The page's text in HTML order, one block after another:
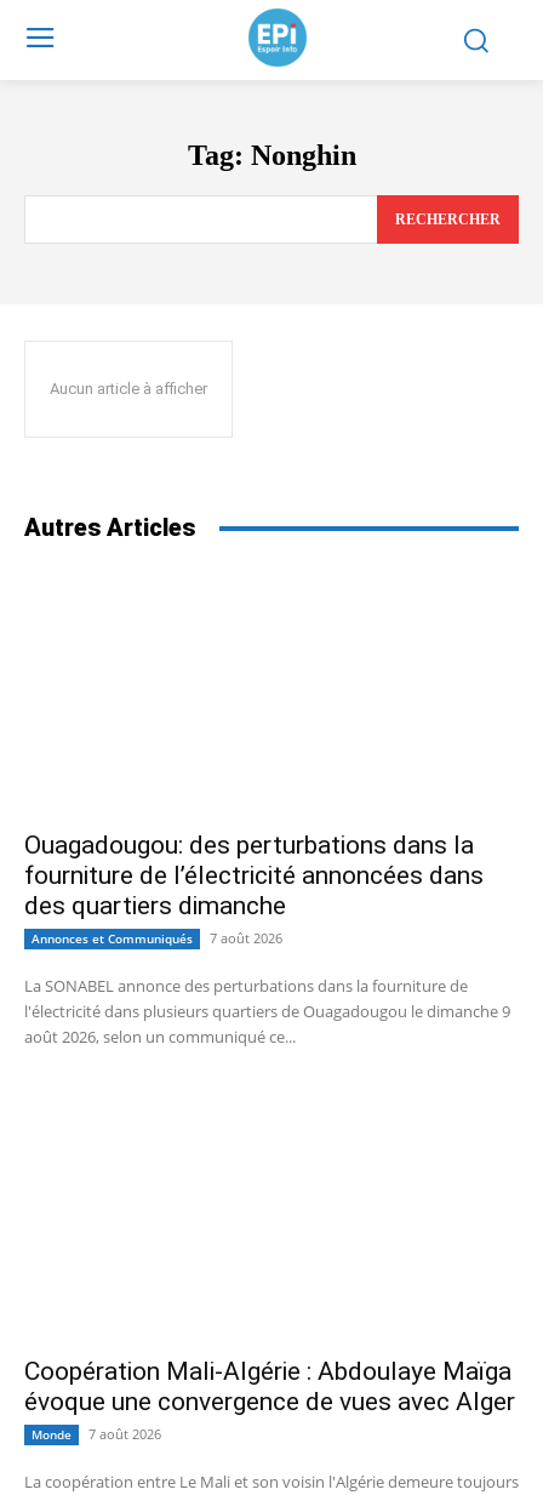
Tag: Nonghin
RECHERCHER
Aucun article à afficher
Autres Articles
Ouagadougou: des perturbations dans la
fourniture de l’électricité annoncées dans
des quartiers dimanche
Annonces et Communiqués 7 août 2026
La SONABEL annonce des perturbations dans la fourniture de
l'électricité dans plusieurs quartiers de Ouagadougou le dimanche 9
août 2026, selon un communiqué ce...
Coopération Mali-Algérie : Abdoulaye Maïga
évoque une convergence de vues avec Alger
Monde 7 août 2026
La coopération entre Le Mali et son voisin l'Algérie demeure toujours